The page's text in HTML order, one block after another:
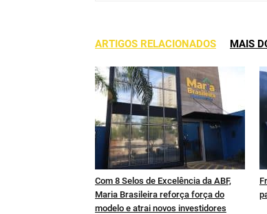
ARTIGOS RELACIONADOS MAIS
Com 8 Selos de Excelência da ABF,
Maria Brasileira reforça força do
modelo e atrai novos investidores